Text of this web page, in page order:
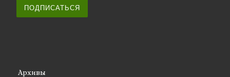
ПОДПИСАТЬСЯ
Архивы